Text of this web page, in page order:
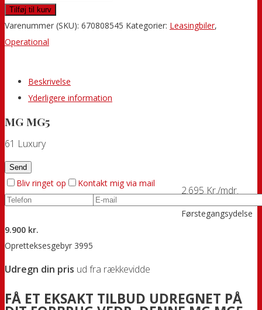
MG5
61
Luxury
Tilføj til kurv
Varenummer (SKU): 670808545 Kategorier: Leasingbiler,
Operational
Beskrivelse
Yderligere information
MG MG5
61 Luxury
Bliv ringet op Kontakt mig via mail
2.695 Kr./mdr.
Førstegangsydelse
9.900 kr.
Opretteksesgebyr 3995
Udregn din pris ud fra rækkevidde
FÅ ET EKSAKT TILBUD UDREGNET PÅ